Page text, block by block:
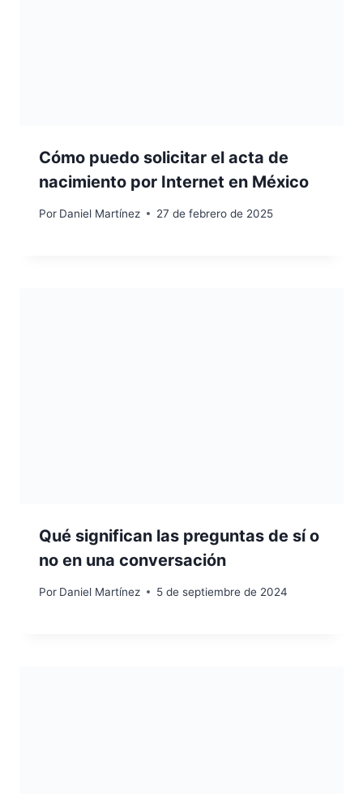
Cómo puedo solicitar el acta de
nacimiento por Internet en México
Por Daniel Martínez 27 de febrero de 2025
Qué significan las preguntas de sí o
no en una conversación
Por Daniel Martínez 5 de septiembre de 2024